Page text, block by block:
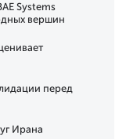
Systems
вершин
перед
Ирана